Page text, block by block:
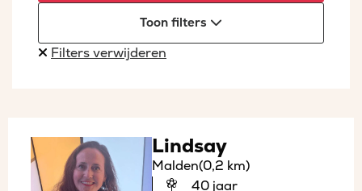
Toon filters
Filters verwijderen
Lindsay
Malden(0,2 km)
40 jaar